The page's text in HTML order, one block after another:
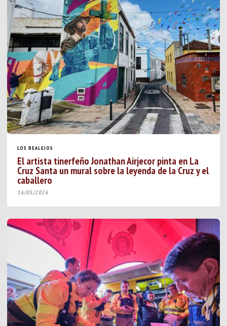
LOS REALEJOS
El artista tinerfeño Jonathan Airjecor pinta en La
Cruz Santa un mural sobre la leyenda de la Cruz y el
caballero
16/05/2026